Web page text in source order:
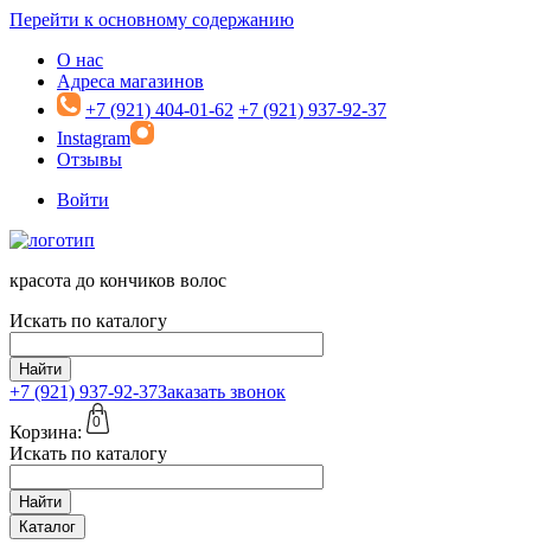
Перейти к основному содержанию
О нас
Адреса магазинов
+7 (921) 404-01-62 +7 (921) 937-92-37
Instagram
Отзывы
Войти
красота до кончиков волос
Искать по каталогу
Найти
+7 (921) 937-92-37Заказать звонок
Корзина:
0
Искать по каталогу
Найти
Каталог